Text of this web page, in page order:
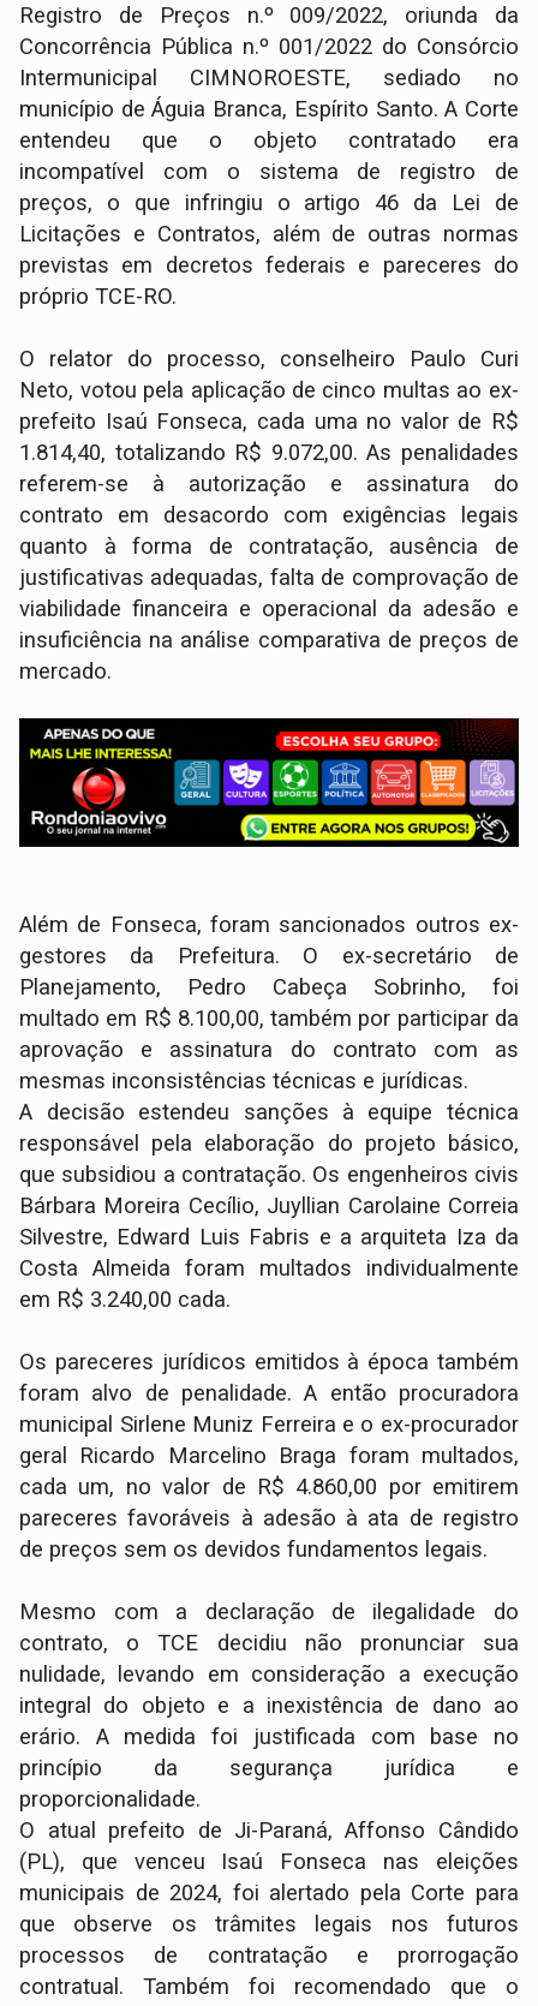
Registro de Preços n.º 009/2022, oriunda da
Concorrência Pública n.º 001/2022 do Consórcio
Intermunicipal CIMNOROESTE, sediado no
município de Águia Branca, Espírito Santo. A Corte
entendeu que o objeto contratado era
incompatível com o sistema de registro de
preços, o que infringiu o artigo 46 da Lei de
Licitações e Contratos, além de outras normas
previstas em decretos federais e pareceres do
próprio TCE-RO.
O relator do processo, conselheiro Paulo Curi
Neto, votou pela aplicação de cinco multas ao ex-
prefeito Isaú Fonseca, cada uma no valor de R$
1.814,40, totalizando R$ 9.072,00. As penalidades
referem-se à autorização e assinatura do
contrato em desacordo com exigências legais
quanto à forma de contratação, ausência de
justificativas adequadas, falta de comprovação de
viabilidade financeira e operacional da adesão e
insuficiência na análise comparativa de preços de
mercado.
Além de Fonseca, foram sancionados outros ex-
gestores da Prefeitura. O ex-secretário de
Planejamento, Pedro Cabeça Sobrinho, foi
multado em R$ 8.100,00, também por participar da
aprovação e assinatura do contrato com as
mesmas inconsistências técnicas e jurídicas.
A decisão estendeu sanções à equipe técnica
responsável pela elaboração do projeto básico,
que subsidiou a contratação. Os engenheiros civis
Bárbara Moreira Cecílio, Juyllian Carolaine Correia
Silvestre, Edward Luis Fabris e a arquiteta Iza da
Costa Almeida foram multados individualmente
em R$ 3.240,00 cada.
Os pareceres jurídicos emitidos à época também
foram alvo de penalidade. A então procuradora
municipal Sirlene Muniz Ferreira e o ex-procurador
geral Ricardo Marcelino Braga foram multados,
cada um, no valor de R$ 4.860,00 por emitirem
pareceres favoráveis à adesão à ata de registro
de preços sem os devidos fundamentos legais.
Mesmo com a declaração de ilegalidade do
contrato, o TCE decidiu não pronunciar sua
nulidade, levando em consideração a execução
integral do objeto e a inexistência de dano ao
erário. A medida foi justificada com base no
princípio da segurança jurídica e
proporcionalidade.
O atual prefeito de Ji-Paraná, Affonso Cândido
(PL), que venceu Isaú Fonseca nas eleições
municipais de 2024, foi alertado pela Corte para
que observe os trâmites legais nos futuros
processos de contratação e prorrogação
contratual. Também foi recomendado que o